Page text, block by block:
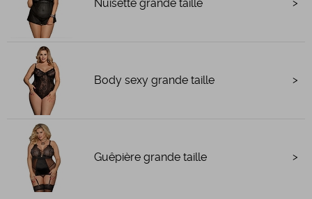
Nuisette grande taille
Body sexy grande taille
Guêpière grande taille